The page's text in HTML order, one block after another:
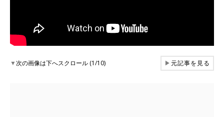
▼次の画像は下へスクロール (1/10) ▶元記事を見る